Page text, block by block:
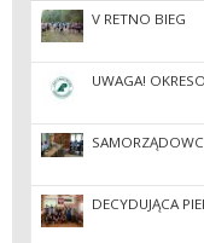
V RETNO BIEG
UWAGA!
DECYDUJĄCA